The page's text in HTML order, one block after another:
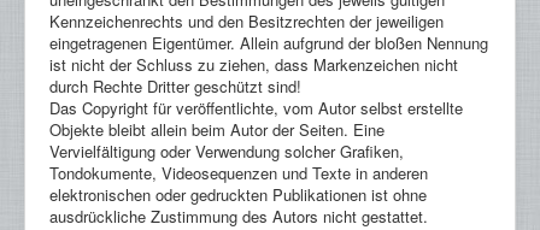
Kennzeichenrechts und den Besitzrechten der jeweiligen
eingetragenen Eigentümer. Allein aufgrund der bloßen Nennung
ist nicht der Schluss zu ziehen, dass Markenzeichen nicht
durch Rechte Dritter geschützt sind!
Das Copyright für veröffentlichte, vom Autor selbst erstellte
Objekte bleibt allein beim Autor der Seiten. Eine
Vervielfältigung oder Verwendung solcher Grafiken,
Tondokumente, Videosequenzen und Texte in anderen
elektronischen oder gedruckten Publikationen ist ohne
ausdrückliche Zustimmung des Autors nicht gestattet.